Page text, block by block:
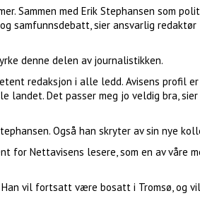
Sammen med Erik Stephansen som
samfunnsdebatt, sier ansvarlig redaktør
denne delen av journalistikken.
redaksjon i alle ledd. Avisens profil
Det passer meg jo veldig bra,
Også han skryter av sin nye
for Nettavisens lesere, som en av våre
vil fortsatt være bosatt i Tromsø, og